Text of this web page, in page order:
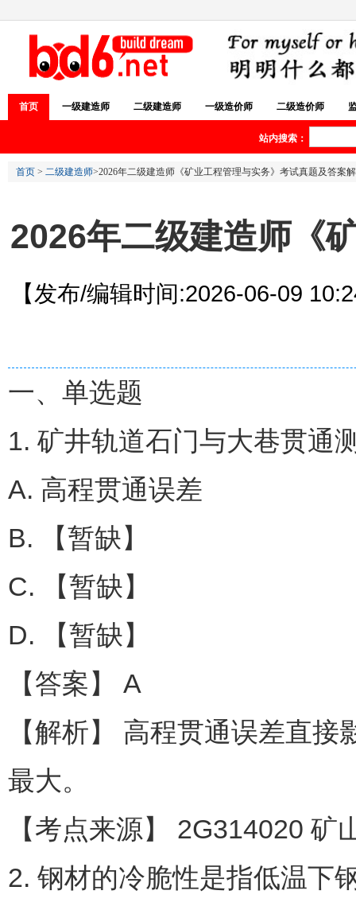
首页 一级建造师 二级建造师 一级造价师 二级造价师
站内搜索：
首页 > 二级建造师>2026年二级建造师《矿业工程管理与实务》考试真题及答案
2026年二级建造师《
【发布/编辑时间:2026-06-09
一、单选题
1. 矿井轨道石门与大巷贯通
A. 高程贯通误差
B. 【暂缺】
C. 【暂缺】
D. 【暂缺】
【答案】 A
【解析】 高程贯通误差直
最大。
【考点来源】 2G314020
2. 钢材的冷脆性是指低温下